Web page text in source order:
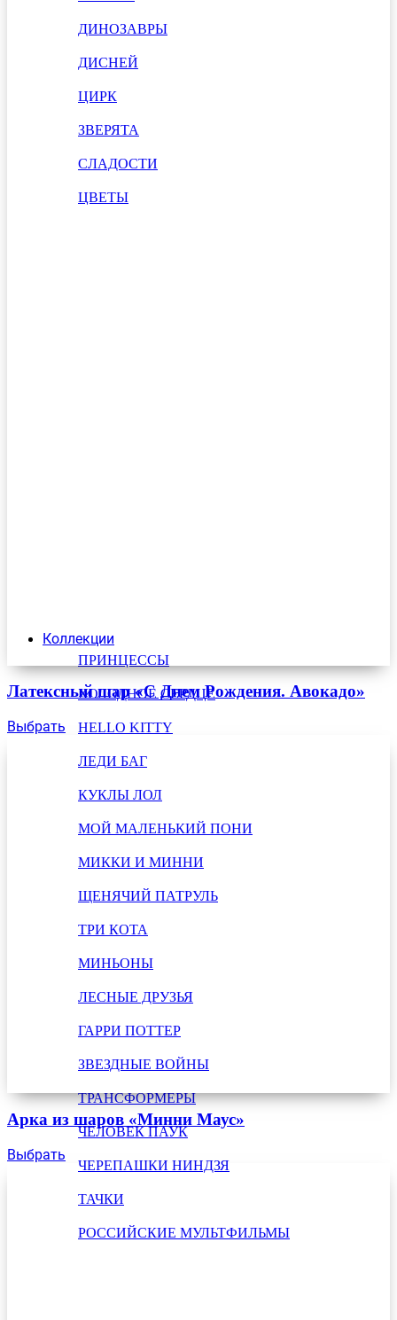
ДИНОЗАВРЫ
ДИСНЕЙ
ЦИРК
ЗВЕРЯТА
СЛАДОСТИ
ЦВЕТЫ
Коллекции
ПРИНЦЕССЫ
ХОЛОДНОЕ СЕРДЦЕ
HELLO KITTY
ЛЕДИ БАГ
КУКЛЫ ЛОЛ
МОЙ МАЛЕНЬКИЙ ПОНИ
МИККИ И МИННИ
ЩЕНЯЧИЙ ПАТРУЛЬ
ТРИ КОТА
МИНЬОНЫ
ЛЕСНЫЕ ДРУЗЬЯ
ГАРРИ ПОТТЕР
ЗВЕЗДНЫЕ ВОЙНЫ
ТРАНСФОРМЕРЫ
ЧЕЛОВЕК ПАУК
ЧЕРЕПАШКИ НИНДЗЯ
ТАЧКИ
РОССИЙСКИЕ МУЛЬТФИЛЬМЫ
Латексный шар «С Днем Рождения. Авокадо»
Выбрать
Арка из шаров «Минни Маус»
Выбрать